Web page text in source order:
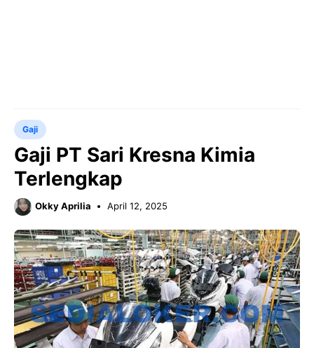
Gaji
Gaji PT Sari Kresna Kimia
Terlengkap
Okky Aprilia April 12, 2025